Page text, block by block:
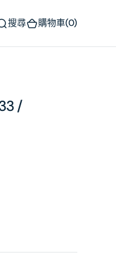
搜尋 購物車(0)
/